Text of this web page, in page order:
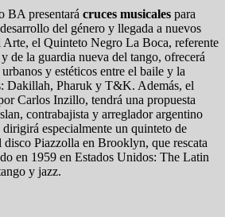
BA presentará cruces musicales para
del género y llegada a nuevos
el Quinteto Negro La Boca, referente
de la guardia nueva del tango, ofrecerá
y estéticos entre el baile y la
Dakillah, Pharuk y T&K. Además, el
Carlos Inzillo, tendrá una propuesta
contrabajista y arreglador argentino
especialmente un quinteto de
disco Piazzolla en Brooklyn, que rescata
en 1959 en Estados Unidos: The Latin
y jazz.